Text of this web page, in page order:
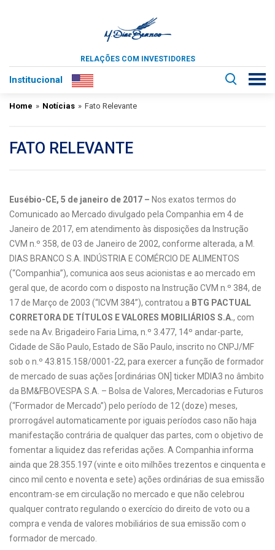
RELAÇÕES COM INVESTIDORES
Institucional
Home » Notícias » Fato Relevante
FATO RELEVANTE
Eusébio-CE, 5 de janeiro de 2017 – Nos exatos termos do
Comunicado ao Mercado divulgado pela Companhia em 4 de
Janeiro de 2017, em atendimento às disposições da Instrução
CVM n.º 358, de 03 de Janeiro de 2002, conforme alterada, a M.
DIAS BRANCO S.A. INDÚSTRIA E COMÉRCIO DE ALIMENTOS
(“Companhia”), comunica aos seus acionistas e ao mercado em
geral que, de acordo com o disposto na Instrução CVM n.º 384, de
17 de Março de 2003 (“ICVM 384”), contratou a BTG PACTUAL
CORRETORA DE TÍTULOS E VALORES MOBILIÁRIOS S.A., com
sede na Av. Brigadeiro Faria Lima, n.º 3.477, 14º andar-parte,
Cidade de São Paulo, Estado de São Paulo, inscrito no CNPJ/MF
sob o n.º 43.815.158/0001-22, para exercer a função de formador
de mercado de suas ações [ordinárias ON] ticker MDIA3 no âmbito
da BM&FBOVESPA S.A. – Bolsa de Valores, Mercadorias e Futuros
(“Formador de Mercado”) pelo período de 12 (doze) meses,
prorrogável automaticamente por iguais períodos caso não haja
manifestação contrária de qualquer das partes, com o objetivo de
fomentar a liquidez das referidas ações. A Companhia informa
ainda que 28.355.197 (vinte e oito milhões trezentos e cinquenta e
cinco mil cento e noventa e sete) ações ordinárias de sua emissão
encontram-se em circulação no mercado e que não celebrou
qualquer contrato regulando o exercício do direito de voto ou a
compra e venda de valores mobiliários de sua emissão com o
formador de mercado.